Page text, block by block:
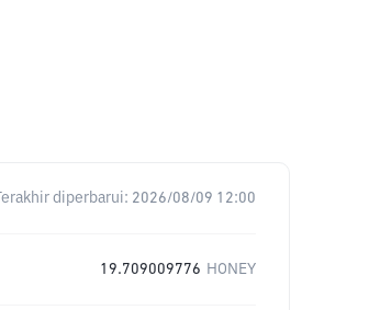
Terakhir diperbarui: 2026/08/09 12:00
19.709009776 HONEY